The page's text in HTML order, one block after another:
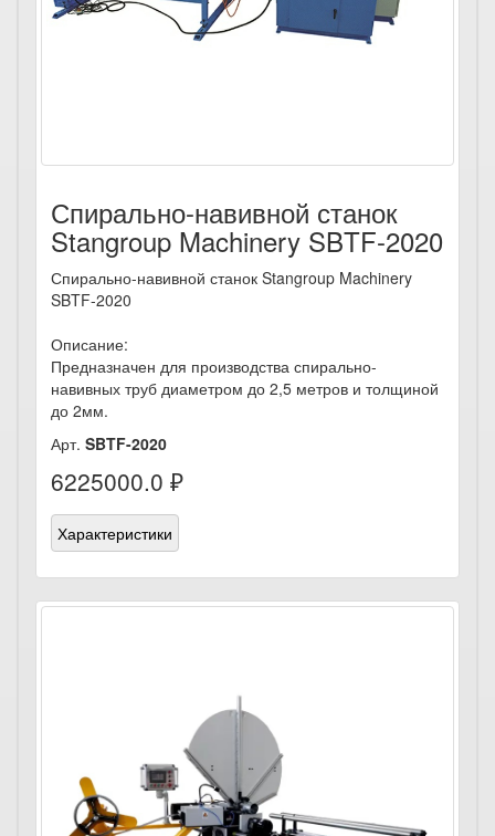
Спирально-навивной станок
Stangroup Machinery SBTF-2020
Спирально-навивной станок Stangroup Machinery
SBTF-2020
Описание:
Предназначен для производства спирально-
навивных труб диаметром до 2,5 метров и толщиной
до 2мм.
Арт. SBTF-2020
6225000.0 ₽
Характеристики